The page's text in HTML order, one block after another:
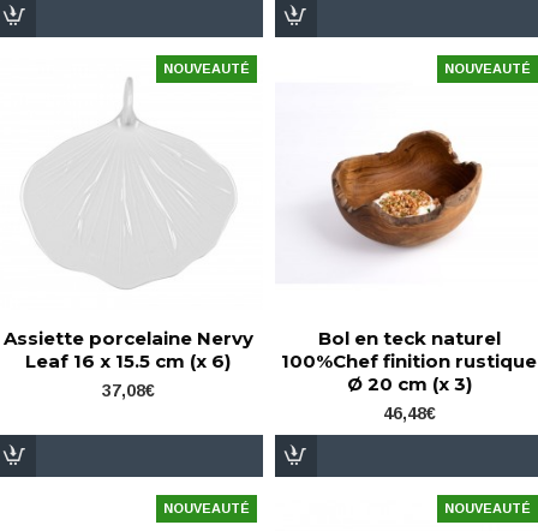
NOUVEAUTÉ
Assiette porcelaine Nervy
Leaf 16 x 15.5 cm (x 6)
37,08€
NOUVEAUTÉ
Bol en teck naturel
100%Chef finition rustique
Ø 20 cm (x 3)
46,48€
NOUVEAUTÉ NOUVEAUTÉ